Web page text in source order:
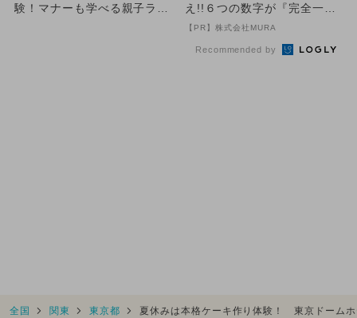
験！マナーも学べる親子ラン
え!!６つの数字が『完全一
致』する方法
【PR】株式会社MURA
Recommended by
全国 関東 東京都 夏休みは本格ケーキ作り体験！ 東京ドーム